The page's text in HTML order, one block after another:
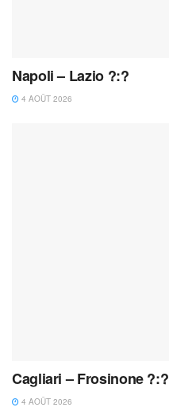
Napoli – Lazio ?:?
4 AOÛT 2026
Cagliari – Frosinone ?:?
4 AOÛT 2026